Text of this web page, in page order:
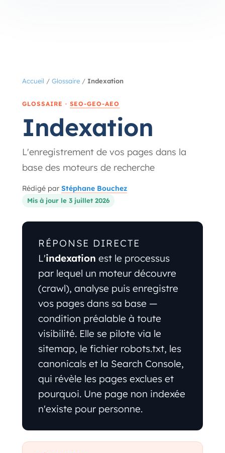
Accueil / Glossaire / Indexation
GLOSSAIRE · SEO-GEO-AEO
Indexation
L'enregistrement de vos pages dans la
base des moteurs de recherche
Rédigé par Stéphane Bouchez
Mis à jour le 3 juillet 2026
RÉPONSE DIRECTE
L'indexation est le processus
par lequel un moteur découvre
(crawl), analyse puis enregistre
vos pages dans sa base —
condition préalable à toute
visibilité. Elle se pilote via le
sitemap, le fichier robots.txt, les
canonicals et la Search Console,
qui révèle les pages exclues et
pourquoi. Une page non indexée
n'existe pour personne.